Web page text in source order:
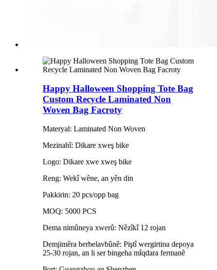
Happy Halloween Shopping Tote Bag
Custom Recycle Laminated Non
Woven Bag Facroty
Materyal: Laminated Non Woven
Mezinahî: Dikare xweş bike
Logo: Dikare xwe xweş bike
Reng: Wekî wêne, an yên din
Pakkirin: 20 pcs/opp bag
MOQ: 5000 PCS
Dema nimûneya xwerû: Nêzîkî 12 rojan
Demjimêra berbelavbûnê: Piştî wergirtina depoya
25-30 rojan, an li ser bingeha mîqdara fermanê